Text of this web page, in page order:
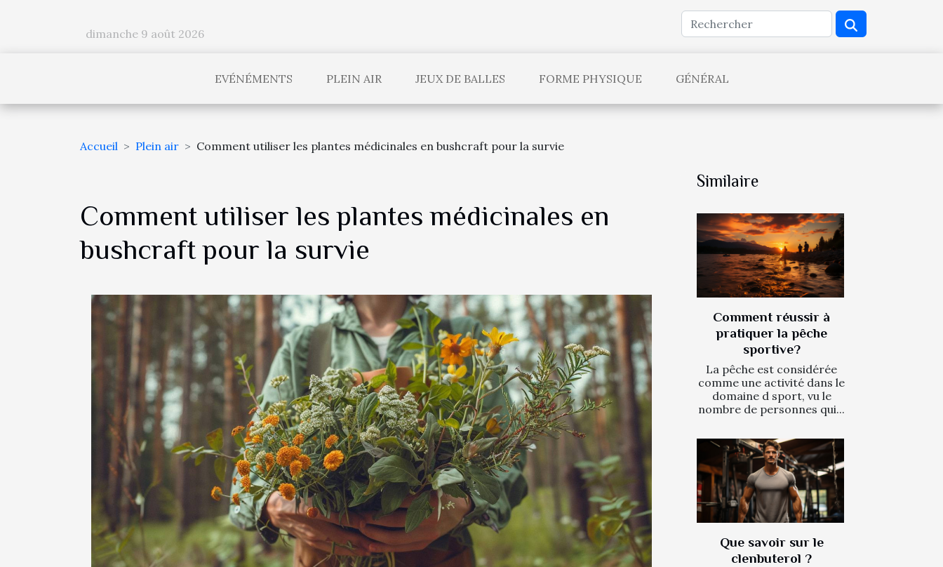
dimanche 9 août 2026
EVÉNÉMENTS PLEIN AIR JEUX DE BALLES FORME PHYSIQUE GÉNÉRAL
Accueil Plein air Comment utiliser les plantes médicinales en bushcraft pour la survie
Comment utiliser les plantes médicinales en
bushcraft pour la survie
Similaire
Comment réussir à
pratiquer la pêche
sportive?
La pêche est considérée
comme une activité dans le
domaine d sport, vu le
nombre de personnes qui...
Que savoir sur le
clenbuterol ?